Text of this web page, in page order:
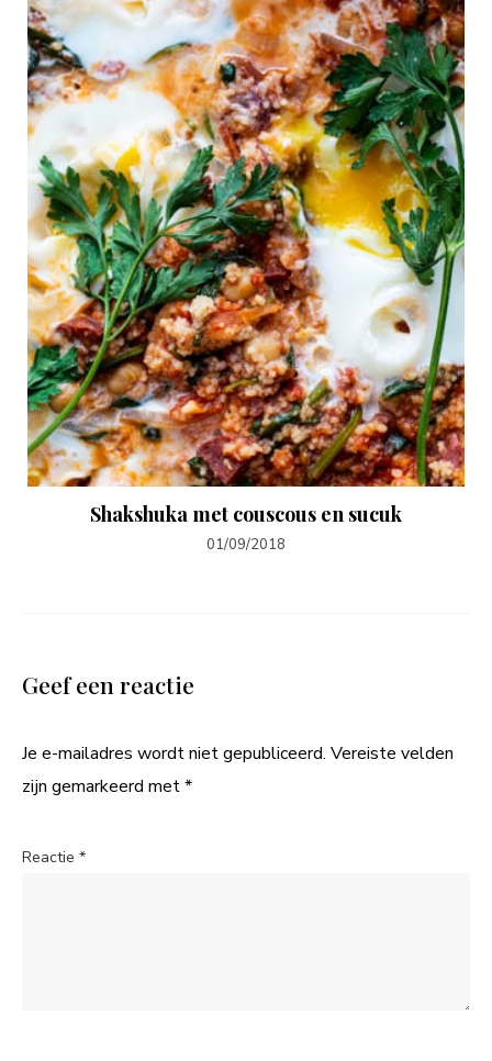
Shakshuka met couscous en sucuk
01/09/2018
Geef een reactie
Je e-mailadres wordt niet gepubliceerd. Vereiste velden
zijn gemarkeerd met*
Reactie *